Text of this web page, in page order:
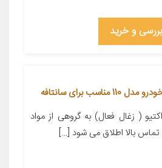
بررسی و خرید
برای سانتافه
( زغال فعال) به گروهی از مواد
بالا اطلاق می شود […]